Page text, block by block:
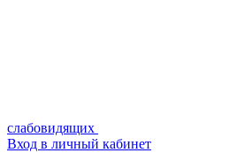
слабовидящих
Вход в личный кабинет